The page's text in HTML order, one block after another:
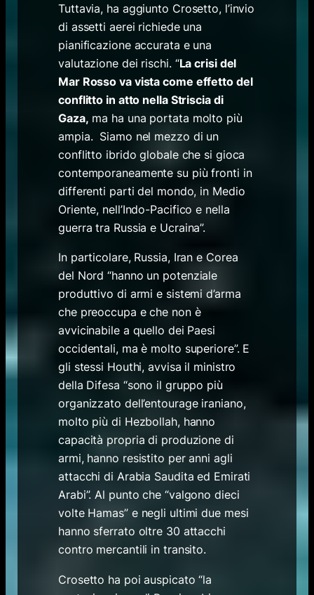
Tuttavia, ha aggiunto Crosetto, l’invio
di assetti aerei richiede una
pianificazione accurata e una
valutazione dei rischi. “La crisi del
Mar Rosso va vista come effetto del
conflitto in atto nella Striscia di
Gaza, ma ha una portata molto più
ampia. Siamo nel mezzo di un
conflitto ibrido globale che si gioca
contemporaneamente su più fronti in
differenti parti del mondo, in Medio
Oriente, nell’Indo-Pacifico e nella
guerra tra Russia e Ucraina”.
In particolare, Russia, Iran e Corea
del Nord “hanno un potenziale
produttivo di armi e sistemi d’arma
che preoccupa e che non è
avvicinabile a quello dei Paesi
occidentali, ma è molto superiore”. E
gli stessi Houthi, avvisa il ministro
della Difesa “sono il gruppo più
organizzato dell’entourage iraniano,
molto più di Hezbollah, hanno
capacità propria di produzione di
armi, hanno resistito per anni agli
attacchi di Arabia Saudita ed Emirati
Arabi”. Al punto che “valgono dieci
volte Hamas” e negli ultimi due mesi
hanno sferrato oltre 30 attacchi
contro mercantili in transito.
Crosetto ha poi auspicato “la